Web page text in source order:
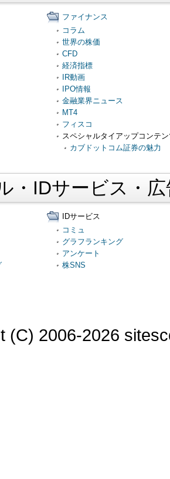
ファイナンス
コラム
世界の株価
CFD
経済指標
IR動画
IPO情報
金融業界ニュース
MT4
フィスコ
スペシャルタイアップコンテ
カブドットコム証券の魅力
・IDサービス・
IDサービス
コミュ
グラフランキング
アンケート
株SNS
(C) 2006-2026